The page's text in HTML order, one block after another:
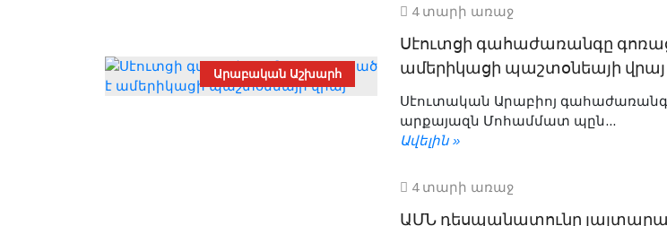
Արաբական Աշխարհ
4 տարի առաջ
Սէուտցի գահաժառանգը
ամերիկացի պաշտօնեայի վրայ
Սէուտական Արաբիոյ գահաժառանգ
արքայազն Մոհամմատ պըն...
Ավելին »
4 տարի առաջ
ԱՄՆ դեսպանատունը